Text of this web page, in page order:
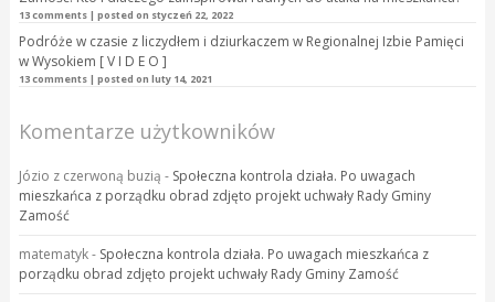
13 comments| posted on styczeń 22, 2022
Podróże w czasie z liczydłem i dziurkaczem w Regionalnej Izbie Pamięci
w Wysokiem [ V I D E O ]
13 comments| posted on luty 14, 2021
Komentarze użytkowników
Józio z czerwoną buzią - Społeczna kontrola działa. Po uwagach
mieszkańca z porządku obrad zdjęto projekt uchwały Rady Gminy
Zamość
matematyk- Społeczna kontrola działa. Po uwagach mieszkańca z
porządku obrad zdjęto projekt uchwały Rady Gminy Zamość